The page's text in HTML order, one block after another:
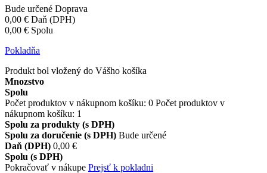
Bude určené Doprava
0,00 € Daň (DPH)
0,00 € Spolu
Pokladňa
Produkt bol vložený do Vášho košíka
Mnozstvo
Spolu
Počet produktov v nákupnom košíku: 0 Počet produktov v
nákupnom košíku: 1
Spolu za produkty (s DPH)
Spolu za doručenie (s DPH) Bude určené
Daň (DPH) 0,00 €
Spolu (s DPH)
Pokračovať v nákupe Prejsť k pokladni